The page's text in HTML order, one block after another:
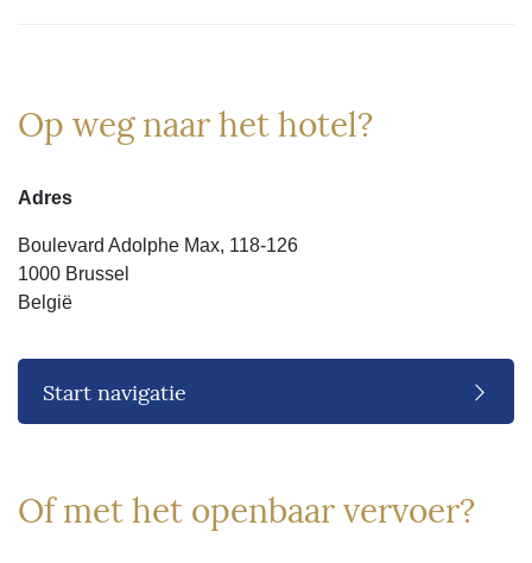
Op weg naar het hotel?
Adres
Boulevard Adolphe Max, 118-126
1000 Brussel
België
Start navigatie
Of met het openbaar vervoer?